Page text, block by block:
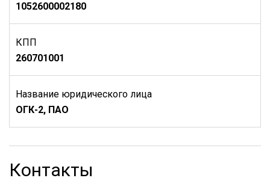
1052600002180
КПП
260701001
Название юридического лица
ОГК-2, ПАО
Контакты